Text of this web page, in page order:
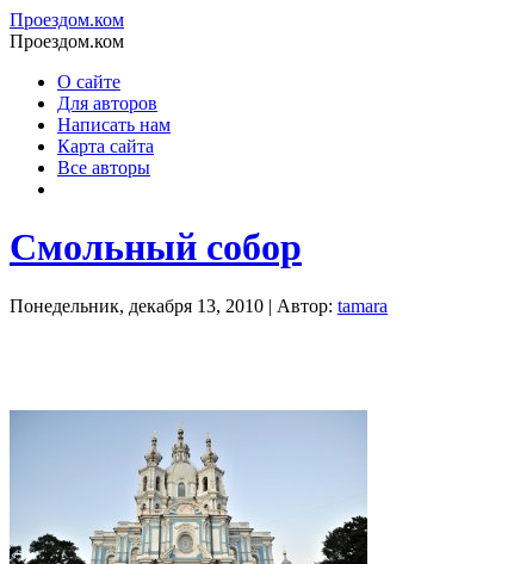
Проездом.ком
Проездом.ком
О сайте
Для авторов
Написать нам
Карта сайта
Все авторы
Смольный собор
Понедельник, декабря 13, 2010 | Автор: tamara